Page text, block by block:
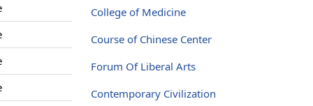
College of Medicine
Course of Chinese Center
Forum Of Liberal Arts
Contemporary Civilization